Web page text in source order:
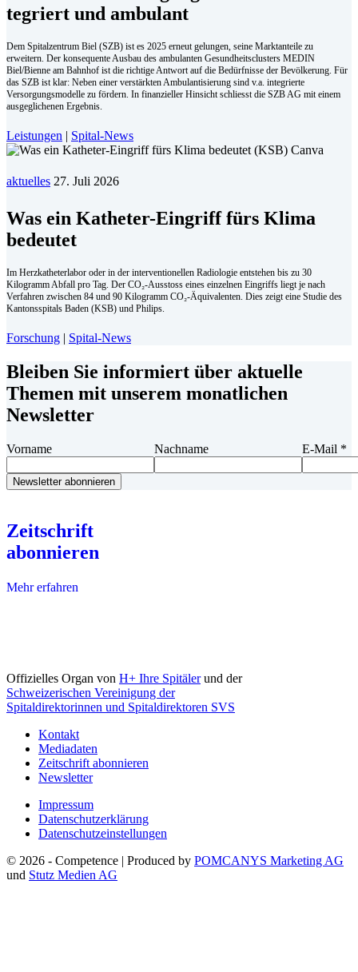
te­griert und am­bu­lant
Dem Spitalzentrum Biel (SZB) ist es 2025 erneut gelungen, seine Marktanteile zu
erweitern. Der konsequente Ausbau des ambulanten Gesundheitsclusters MEDIN
Biel/Bienne am Bahnhof ist die richtige Antwort auf die Bedürfnisse der Bevölkerung. Für
das SZB ist klar: Neben einer verstärkten Ambulantisierung sind v.a. integrierte
Versorgungsmodelle zu fördern. In finanzieller Hinsicht schliesst die SZB AG mit einem
ausgeglichenen Ergebnis.
Leistungen | Spital-News
aktuelles 27. Juli 2026
Was ein Katheter-Eingriff fürs Klima
bedeutet
Im Herzkatheterlabor oder in der interventionellen Radiologie entstehen bis zu 30
Kilogramm Abfall pro Tag. Der CO₂-Ausstoss eines einzelnen Eingriffs liegt je nach
Verfahren zwischen 84 und 90 Kilogramm CO₂-Äquivalenten. Dies zeigt eine Studie des
Kantonsspitals Baden (KSB) und Philips.
Forschung | Spital-News
Bleiben Sie informiert über aktuelle
Themen mit unserem monatlichen
Newsletter
Vorname Nachname E-Mail *
Zeitschrift
abonnieren
Mehr erfahren
Offizielles Organ von H+ Ihre Spitälerund der
Schweizerischen Vereinigung der
Spitaldirektorinnen und Spitaldirektoren SVS
Kontakt
Mediadaten
Zeitschrift abonnieren
Newsletter
Impressum
Datenschutzerklärung
Datenschutzeinstellungen
© 2026 - Competence | Produced by POMCANYS Marketing AG
und Stutz Medien AG